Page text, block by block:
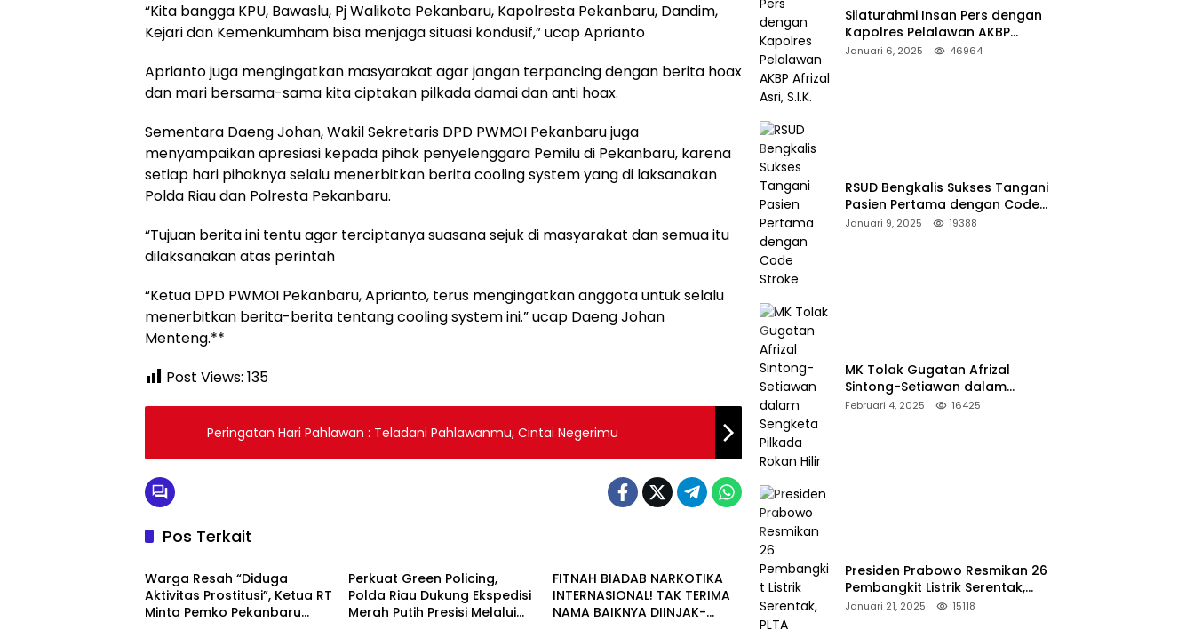
“Kita bangga KPU, Bawaslu, Pj Walikota Pekanbaru, Kapolresta Pekanbaru, Dandim,
Kejari dan Kemenkumham bisa menjaga situasi kondusif,” ucap Aprianto
Aprianto juga mengingatkan masyarakat agar jangan terpancing dengan berita hoax
dan mari bersama-sama kita ciptakan pilkada damai dan anti hoax.
Sementara Daeng Johan, Wakil Sekretaris DPD PWMOI Pekanbaru juga
menyampaikan apresiasi kepada pihak penyelenggara Pemilu di Pekanbaru, karena
setiap hari pihaknya selalu menerbitkan berita cooling system yang di laksanakan
Polda Riau dan Polresta Pekanbaru.
“Tujuan berita ini tentu agar terciptanya suasana sejuk di masyarakat dan semua itu
dilaksanakan atas perintah
“Ketua DPD PWMOI Pekanbaru, Aprianto, terus mengingatkan anggota untuk selalu
menerbitkan berita-berita tentang cooling system ini.” ucap Daeng Johan
Menteng.**
Post Views: 135
Peringatan Hari Pahlawan : Teladani Pahlawanmu, Cintai Negerimu
Pos Terkait
Berita
Warga Resah “Diduga
Aktivitas Prostitusi”, Ketua RT
Minta Pemko Pekanbaru
Perkuat Green Policing,
Polda Riau Dukung Ekspedisi
Merah Putih Presisi Melalui
FITNAH BIADAB NARKOTIKA
INTERNASIONAL! TAK TERIMA
NAMA BAIKNYA DIINJAK-
Berita Berita Berita
Silaturahmi Insan Pers dengan
Kapolres Pelalawan AKBP
Afrizal Asri, S.I.K.
Januari 6, 2025 46964
RSUD Bengkalis Sukses Tangani
Pasien Pertama dengan Code
Stroke
Januari 9, 2025 19388
MK Tolak Gugatan Afrizal
Sintong-Setiawan dalam
Sengketa Pilkada Rokan Hilir
Februari 4, 2025 16425
Presiden Prabowo Resmikan 26
Pembangkit Listrik Serentak,
PLTA Asahan 3 Jadi Sorotan
Januari 21, 2025 15118